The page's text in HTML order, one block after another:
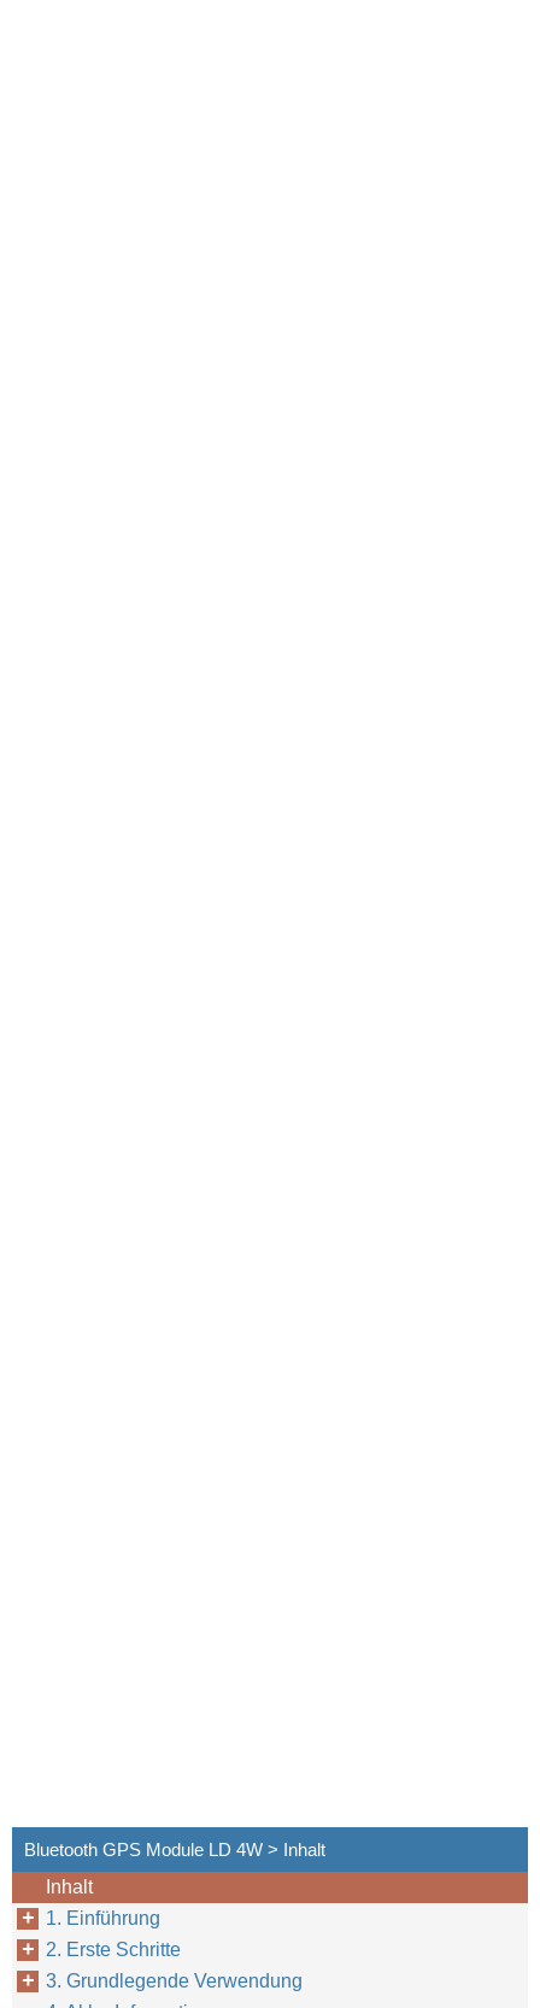
Bluetooth GPS Module LD 4W > Inhalt
Inhalt
1. Einführung
2. Erste Schritte
3. Grundlegende Verwendung